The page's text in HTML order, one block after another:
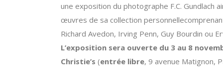
une exposition du photographe F.C. Gundlach
œuvres de sa collection
Richard Avedon, Irving Penn, Guy Bourdin ou
L’exposition sera ouverte du 3 au 8
Christie’s (entrée libre, 9 avenue Matignon,